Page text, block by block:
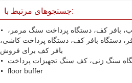
جستجوهای مرتبط با:
بافر کف، دستگاه پرداخت سنگ مرمر،
دستگاه بافر کف، دستگاه پرداخت کاشی،
بافر کف برای فروش
سنگ زنی، کف سنگ تجهیزات پرداخت
floor buffer